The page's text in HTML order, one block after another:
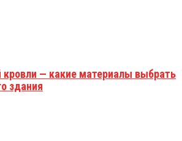
кровли — какие материалы выбрать
здания